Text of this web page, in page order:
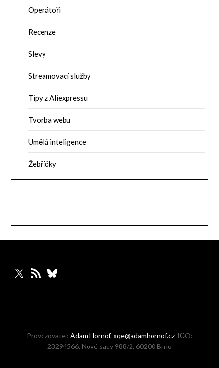
Operátoři
Recenze
Slevy
Streamovací služby
Tipy z Aliexpressu
Tvorba webu
Umělá inteligence
Žebříčky
X RSS zdrojBluesky
Provozovatel: Adam Hornof, xqe@adamhornof.cz, IČO:
23294566, Nové sady 988/2, 60200 Brno